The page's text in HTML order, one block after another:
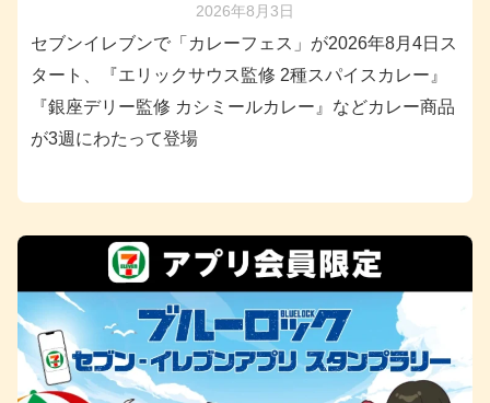
2026年8月3日
セブンイレブンで「カレーフェス」が2026年8月4日ス
タート、『エリックサウス監修 2種スパイスカレー』
『銀座デリー監修 カシミールカレー』などカレー商品
が3週にわたって登場